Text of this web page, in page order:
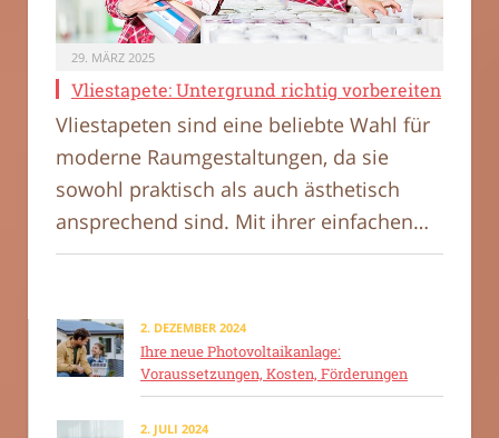
29. MÄRZ 2025
Vliestapete: Untergrund richtig vorbereiten
Vliestapeten sind eine beliebte Wahl für
moderne Raumgestaltungen, da sie
sowohl praktisch als auch ästhetisch
ansprechend sind. Mit ihrer einfachen…
2. DEZEMBER 2024
Ihre neue Photovoltaikanlage:
Voraussetzungen, Kosten, Förderungen
2. JULI 2024